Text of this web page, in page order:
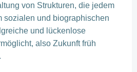
von Strukturen, die jedem
sozialen und biographischen
und lückenlose
also Zukunft früh